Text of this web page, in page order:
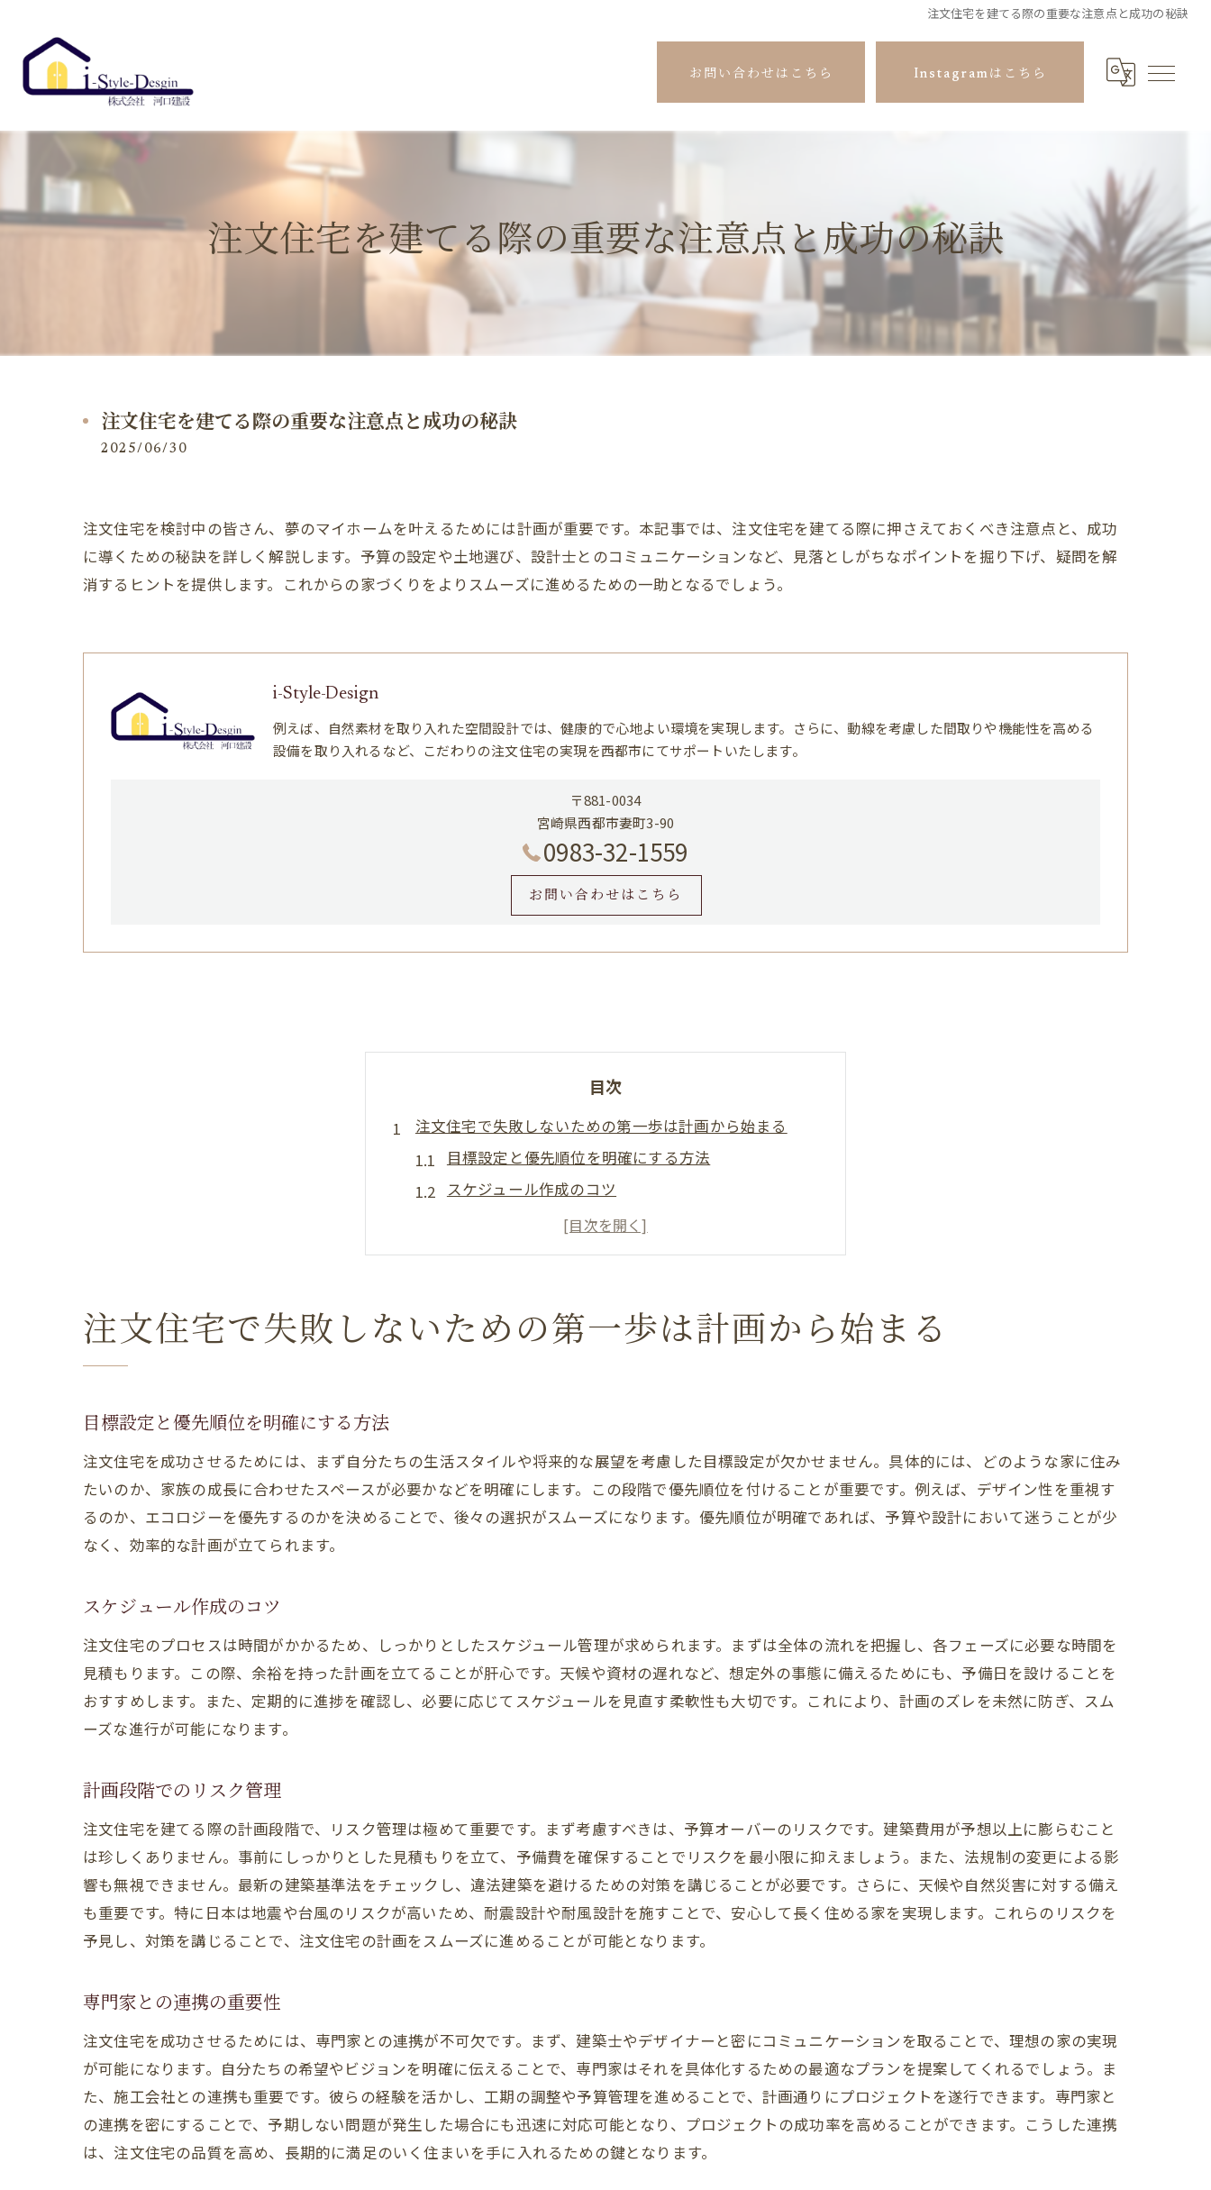
注文住宅を建てる際の重要な注意点と成功の秘訣
お問い合わせはこちら Instagramはこちら
注文住宅を建てる際の重要な注意点と成功の秘訣
注文住宅を建てる際の重要な注意点と成功の秘訣
2025/06/30
注文住宅を検討中の皆さん、夢のマイホームを叶えるためには計画が重要です。本記事では、注文住宅を建てる際に押さえておくべき注意点と、成功
に導くための秘訣を詳しく解説します。予算の設定や土地選び、設計士とのコミュニケーションなど、見落としがちなポイントを掘り下げ、疑問を解
消するヒントを提供します。これからの家づくりをよりスムーズに進めるための一助となるでしょう。
i-Style-Design
例えば、自然素材を取り入れた空間設計では、健康的で心地よい環境を実現します。さらに、動線を考慮した間取りや機能性を高める
設備を取り入れるなど、こだわりの注文住宅の実現を西都市にてサポートいたします。
〒881-0034
宮崎県西都市妻町3-90
0983-32-1559
お問い合わせはこちら
目次
注文住宅で失敗しないための第一歩は計画から始まる
目標設定と優先順位を明確にする方法
スケジュール作成のコツ
計画段階でのリスク管理
専門家との連携の重要性
計画変更による影響とその対策
土地選びが鍵注文住宅の成功はここで決まる
将来の価値を見据えた土地選び
土地選定における交渉術
資金調達のための選択肢
見積もりをしっかり理解する方法
設計士への要望の伝え方
イメージを具体化するための手法
設計段階でのフィードバックの方法
設計士と信頼関係を築くコツ
デザインの変遷とその背景にある理由
建築基準法の基本を学ぶ
契約書の重要なポイント
許認可手続きの流れとその注意点
法的トラブル回避のための準備
法改正に伴う影響を理解する
注文住宅で失敗しないための第一歩は計画から始まる
目標設定と優先順位を明確にする方法
注文住宅を成功させるためには、まず自分たちの生活スタイルや将来的な展望を考慮した目標設定が欠かせません。具体的には、どのような家に住み
たいのか、家族の成長に合わせたスペースが必要かなどを明確にします。この段階で優先順位を付けることが重要です。例えば、デザイン性を重視す
るのか、エコロジーを優先するのかを決めることで、後々の選択がスムーズになります。優先順位が明確であれば、予算や設計において迷うことが少
なく、効率的な計画が立てられます。
スケジュール作成のコツ
注文住宅のプロセスは時間がかかるため、しっかりとしたスケジュール管理が求められます。まずは全体の流れを把握し、各フェーズに必要な時間を
見積もります。この際、余裕を持った計画を立てることが肝心です。天候や資材の遅れなど、想定外の事態に備えるためにも、予備日を設けることを
おすすめします。また、定期的に進捗を確認し、必要に応じてスケジュールを見直す柔軟性も大切です。これにより、計画のズレを未然に防ぎ、スム
ーズな進行が可能になります。
計画段階でのリスク管理
注文住宅を建てる際の計画段階で、リスク管理は極めて重要です。まず考慮すべきは、予算オーバーのリスクです。建築費用が予想以上に膨らむこと
は珍しくありません。事前にしっかりとした見積もりを立て、予備費を確保することでリスクを最小限に抑えましょう。また、法規制の変更による影
響も無視できません。最新の建築基準法をチェックし、違法建築を避けるための対策を講じることが必要です。さらに、天候や自然災害に対する備え
も重要です。特に日本は地震や台風のリスクが高いため、耐震設計や耐風設計を施すことで、安心して長く住める家を実現します。これらのリスクを
予見し、対策を講じることで、注文住宅の計画をスムーズに進めることが可能となります。
専門家との連携の重要性
注文住宅を成功させるためには、専門家との連携が不可欠です。まず、建築士やデザイナーと密にコミュニケーションを取ることで、理想の家の実現
が可能になります。自分たちの希望やビジョンを明確に伝えることで、専門家はそれを具体化するための最適なプランを提案してくれるでしょう。ま
た、施工会社との連携も重要です。彼らの経験を活かし、工期の調整や予算管理を進めることで、計画通りにプロジェクトを遂行できます。専門家と
の連携を密にすることで、予期しない問題が発生した場合にも迅速に対応可能となり、プロジェクトの成功率を高めることができます。こうした連携
は、注文住宅の品質を高め、長期的に満足のいく住まいを手に入れるための鍵となります。